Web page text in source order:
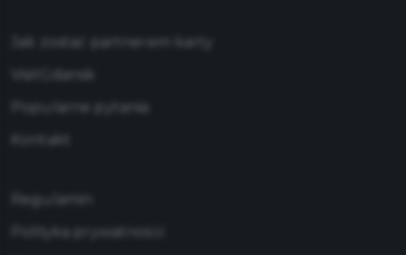
Jak zostać partnerem karty
VisitGdansk
Popularne pytania
Regulamin
Polityka prywatności